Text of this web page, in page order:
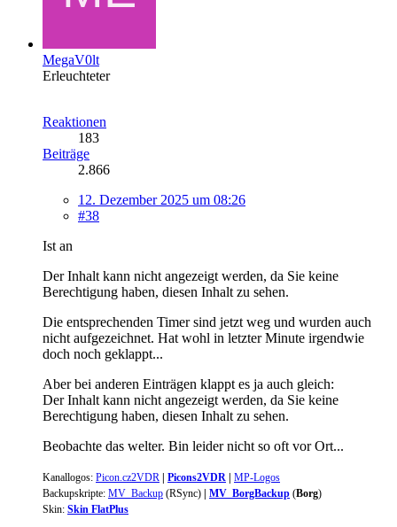
MegaV0lt
Erleuchteter
Reaktionen
183
Beiträge
2.866
12. Dezember 2025 um 08:26
#38
Ist an
Der Inhalt kann nicht angezeigt werden, da Sie keine
Berechtigung haben, diesen Inhalt zu sehen.
Die entsprechenden Timer sind jetzt weg und wurden auch
nicht aufgezeichnet. Hat wohl in letzter Minute irgendwie
doch noch geklappt...
Aber bei anderen Einträgen klappt es ja auch gleich:
Der Inhalt kann nicht angezeigt werden, da Sie keine
Berechtigung haben, diesen Inhalt zu sehen.
Beobachte das welter. Bin leider nicht so oft vor Ort...
Kanallogos: Picon.cz2VDR | Picons2VDR | MP-Logos
Backupskripte: MV_Backup (RSync) | MV_BorgBackup (Borg)
Skin: Skin FlatPlus